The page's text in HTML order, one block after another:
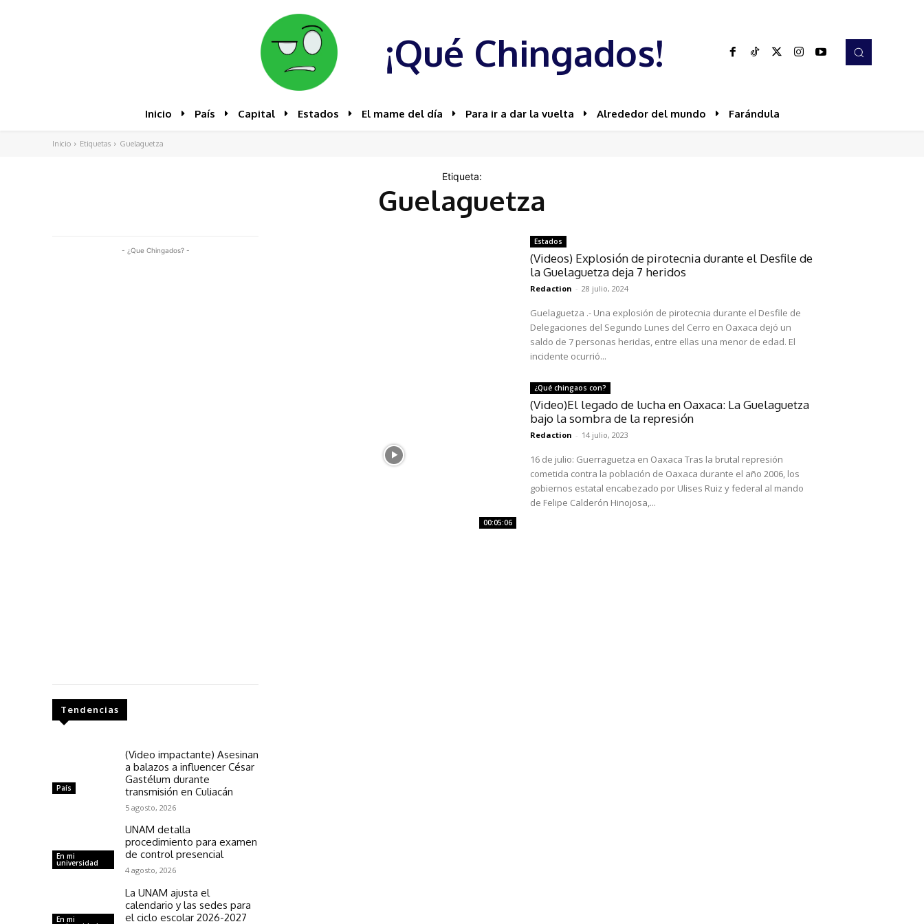
¡Qué Chingados!
Inicio País Capital Estados El mame del día Para ir a dar la vuelta Alrededor del mundo Farándula
Inicio Etiquetas Guelaguetza
Etiqueta:
Guelaguetza
- ¿Que Chingados? -
Tendencias
País
(Video impactante) Asesinan
a balazos a influencer César
Gastélum durante
transmisión en Culiacán
5 agosto, 2026
En mi
universidad
UNAM detalla
procedimiento para examen
de control presencial
4 agosto, 2026
En mi
La UNAM ajusta el
calendario y las sedes para
el ciclo escolar 2026-2027
Estados
(Videos) Explosión de pirotecnia durante el Desfile de
la Guelaguetza deja 7 heridos
Redaction - 28 julio, 2024
Guelaguetza .- Una explosión de pirotecnia durante el Desfile de
Delegaciones del Segundo Lunes del Cerro en Oaxaca dejó un
saldo de 7 personas heridas, entre ellas una menor de edad. El
incidente ocurrió...
00:05:06
¿Qué chingaos con?
(Video)El legado de lucha en Oaxaca: La Guelaguetza
bajo la sombra de la represión
Redaction - 14 julio, 2023
16 de julio: Guerraguetza en Oaxaca Tras la brutal represión
cometida contra la población de Oaxaca durante el año 2006, los
gobiernos estatal encabezado por Ulises Ruiz y federal al mando
de Felipe Calderón Hinojosa,...